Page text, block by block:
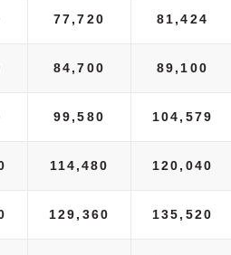
77,720 81,424
84,700 89,100
99,580 104,579
114,480 120,040
129,360 135,520